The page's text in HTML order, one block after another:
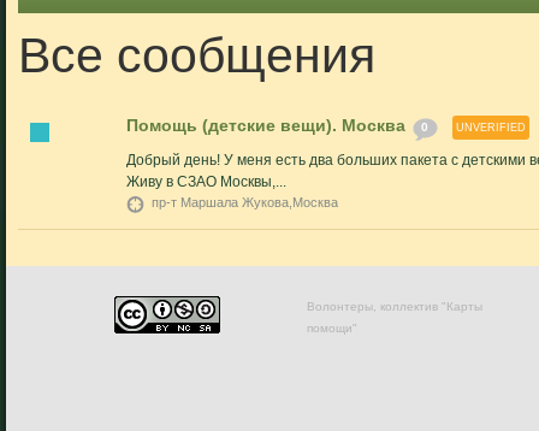
Все сообщения
Помощь (детские вещи). Москва 0 UNVERIFIED
Добрый день! У меня есть два больших пакета с детскими
Живу в СЗАО Москвы,...
пр-т Маршала Жукова,Москва
Волонтеры, коллектив "Карты
помощи"